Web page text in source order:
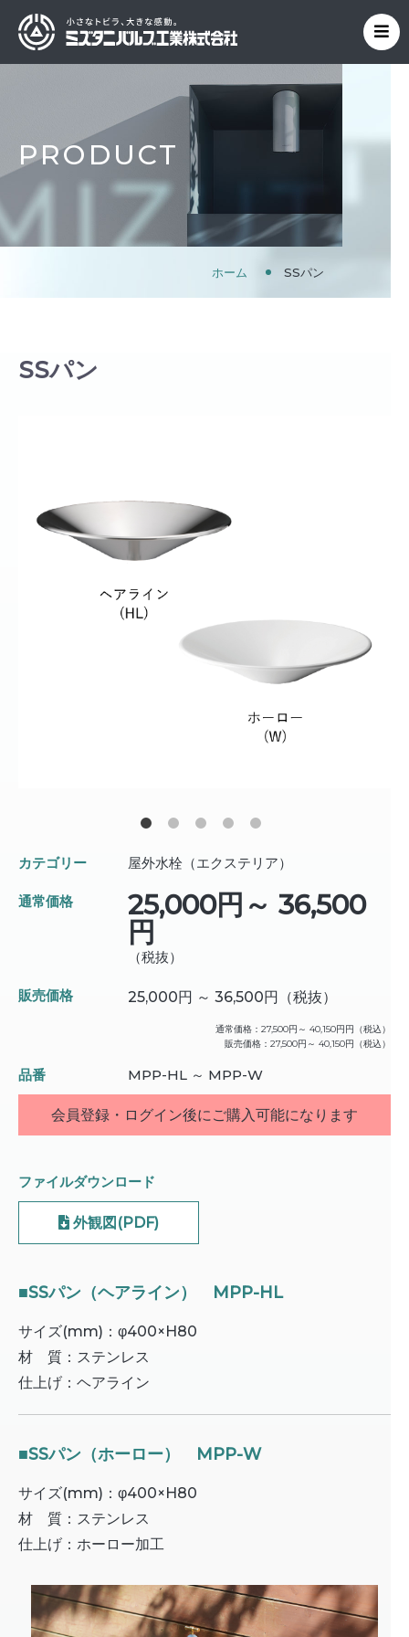
PRODUCT
ホーム SSパン
SSパン
カテゴリー 屋外水栓（エクステリア）
通常価格
25,000円～ 36,500
円
（税抜）
販売価格 25,000円 ～ 36,500円 （税抜）
通常価格： 27,500円～ 40,150円円 （税込）
販売価格： 27,500円～ 40,150円 （税込）
品番 MPP-HL ～ MPP-W
会員登録・ログイン後にご購入可能になります
ファイルダウンロード
外観図(PDF)
■SSパン（ヘアライン） MPP-HL
サイズ(mm)：φ400×H80
材 質：ステンレス
仕上げ：ヘアライン
■SSパン（ホーロー） MPP-W
サイズ(mm)：φ400×H80
材 質：ステンレス
仕上げ：ホーロー加工